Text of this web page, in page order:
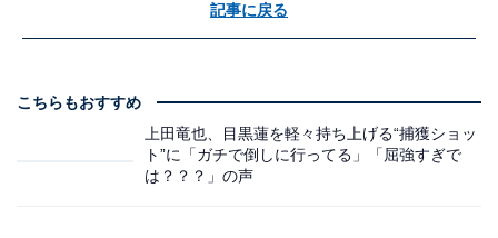
記事に戻る
こちらもおすすめ
上田竜也、目黒蓮を軽々持ち上げる“捕獲ショッ
ト”に「ガチで倒しに行ってる」「屈強すぎで
は？？？」の声